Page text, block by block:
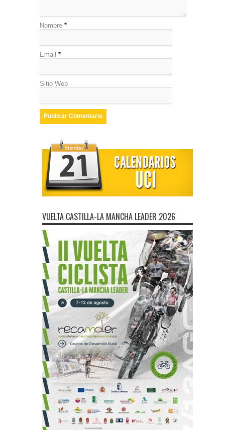
Nombre *
Email *
Sitio Web
VUELTA CASTILLA-LA MANCHA LEADER 2026